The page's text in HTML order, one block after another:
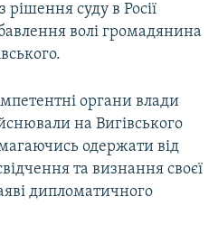
рішення суду в Росії
волі громадянина
органи влади
на Вигівського
одержати від
та визнання своєї
дипломатичного